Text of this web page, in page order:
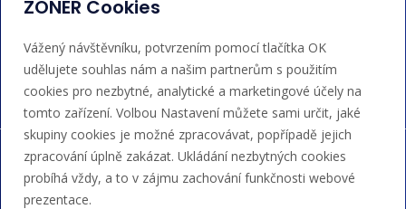
Akceptujeme platby kartou, Google/Apple Pay,
bankovním převodem a kreditem.
ZONER Cookies
Vážený návštěvníku, potvrzením pomocí tlačítka OK
udělujete souhlas nám a našim partnerům s použitím
cookies pro nezbytné, analytické a marketingové účely na
tomto zařízení. Volbou Nastavení můžete sami určit, jaké
skupiny cookies je možné zpracovávat, popřípadě jejich
zpracování úplně zakázat. Ukládání nezbytných cookies
probíhá vždy, a to v zájmu zachování funkčnosti webové
prezentace.